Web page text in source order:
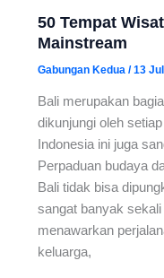
50 Tempat
Mainstream
Gabungan Kedua /13
Bali merupakan
dikunjungi oleh
Indonesia ini juga
Perpaduan budaya
Bali tidak bisa
sangat banyak
menawarkan
keluarga,